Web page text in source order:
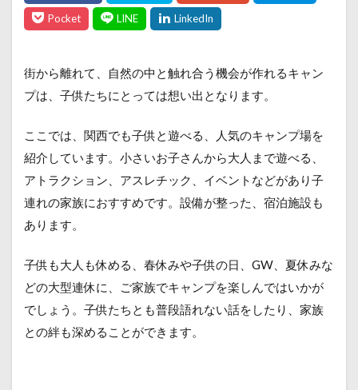
街から離れて、自然の中と触れ合う機会が作れるキャン
プは、子供たちにとっては想い出となります。
ここでは、関西でも子供と遊べる、人気のキャンプ場を
紹介しています。小さいお子さんから大人まで遊べる、
アトラクション、アスレチック、イベントなどがあり子
連れの家族におすすめです。設備が整った、宿泊施設も
あります。
子供も大人も休める、春休みや子供の日、GW、夏休みな
どの大型連休に、ご家族でキャンプを楽しんではいかが
でしょう。子供たちとも普段語れない話をしたり、家族
との絆も深めることができます。